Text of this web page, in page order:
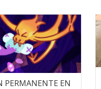
PERMANENTE EN